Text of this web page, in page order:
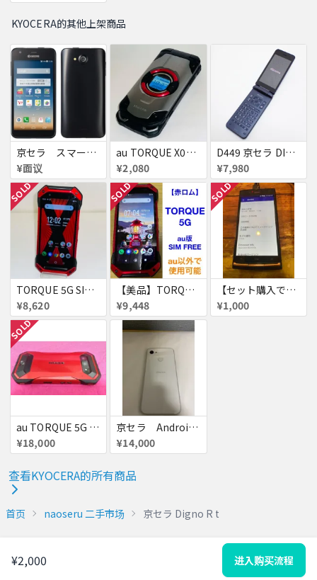
KYOCERA的其他上架商品
京セラ スマートフォン
¥面议
au TORQUE X01 KYF33 赤ロム KYOCERA 4G ガラホ 携帯電話 ジャンク シルバー 送料無料
¥2,080
D449 京セラ DIGNO ケータイ KY-42C ガラケー
¥7,980
SOLD
TORQUE 5G SIMフリー KYG01 au 赤ロム ジャンク レッド 送料無料
¥8,620
SOLD
【美品】TORQUE 5G 128GB 赤ロム
¥9,448
SOLD
【セット購入で割引】KYV34
¥1,000
SOLD
au TORQUE 5G 美品 赤ロム シムロック解除済
¥18,000
京セラ Android KYV48
¥14,000
查看KYOCERA的所有商品
首页 naoseru 二手市场 京セラ Digno R t
¥2,000 进入购买流程